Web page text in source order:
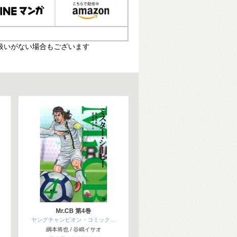
がない場合もございます
Mr.CB 第4巻
ヤングチャンピオン・コミック…
綱本将也 / 谷嶋イサオ